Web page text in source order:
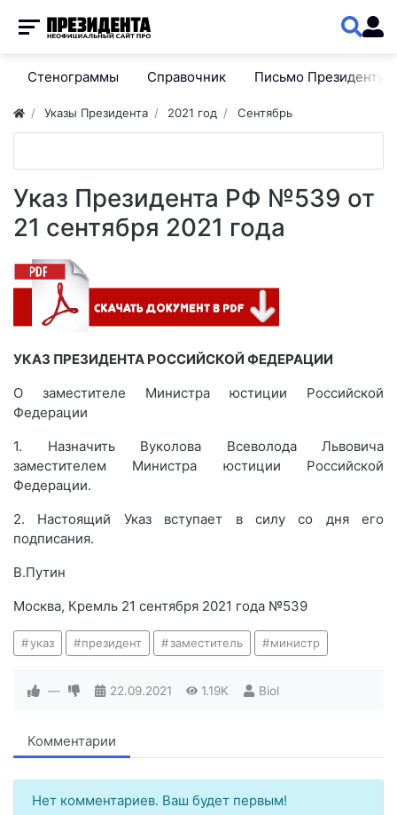
Стенограммы Справочник Письмо Президенту
Указы Президента 2021 год Сентябрь
Указ Президента РФ №539 от
21 сентября 2021 года
УКАЗ ПРЕЗИДЕНТА РОССИЙСКОЙ ФЕДЕРАЦИИ
О заместителе Министра юстиции Российской
Федерации
1. Назначить Вуколова Всеволода Львовича
заместителем Министра юстиции Российской
Федерации.
2. Настоящий Указ вступает в силу со дня его
подписания.
В.Путин
Москва, Кремль 21 сентября 2021 года №539
указ президент заместитель министр
— 22.09.2021 1.19K Biol
Комментарии
Нет комментариев. Ваш будет первым!